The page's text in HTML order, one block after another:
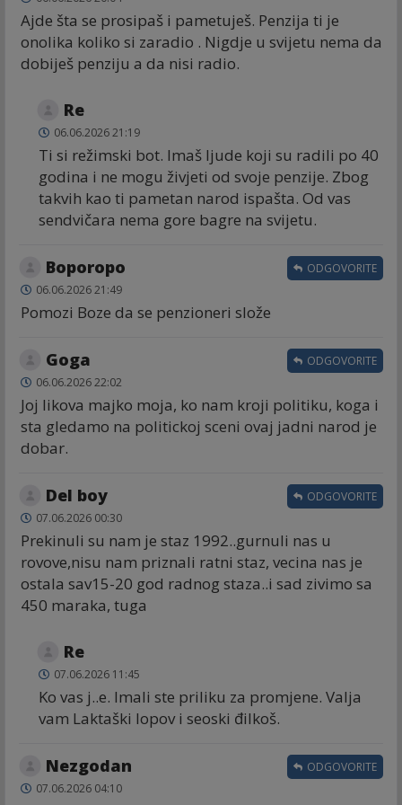
Ajde šta se prosipaš i pametuješ. Penzija ti je
onolika koliko si zaradio . Nigdje u svijetu nema da
dobiješ penziju a da nisi radio.
Re
06.06.2026 21:19
Ti si režimski bot. Imaš ljude koji su radili po 40
godina i ne mogu živjeti od svoje penzije. Zbog
takvih kao ti pametan narod ispašta. Od vas
sendvičara nema gore bagre na svijetu.
Boporopo
06.06.2026 21:49
Pomozi Boze da se penzioneri slože
ODGOVORITE
Goga
06.06.2026 22:02
Joj likova majko moja, ko nam kroji politiku, koga i
sta gledamo na politickoj sceni ovaj jadni narod je
dobar.
ODGOVORITE
Del boy
07.06.2026 00:30
Prekinuli su nam je staz 1992..gurnuli nas u
rovove,nisu nam priznali ratni staz, vecina nas je
ostala sav15-20 god radnog staza..i sad zivimo sa
450 maraka, tuga
ODGOVORITE
Re
07.06.2026 11:45
Ko vas j..e. Imali ste priliku za promjene. Valja
vam Laktaški lopov i seoski đilkoš.
Nezgodan
07.06.2026 04:10
ODGOVORITE